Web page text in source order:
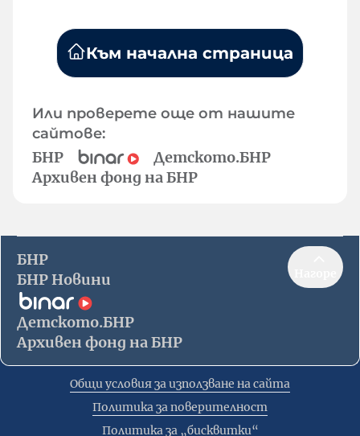
Към начална страница
Или проверете още от нашите
сайтове:
БНР
Детското.БНР
Архивен фонд на БНР
БНР
БНР Новини
Детското.БНР
Архивен фонд на БНР
Общи условия за използване на сайта
Политика за поверителност
Политика за „бисквитки“